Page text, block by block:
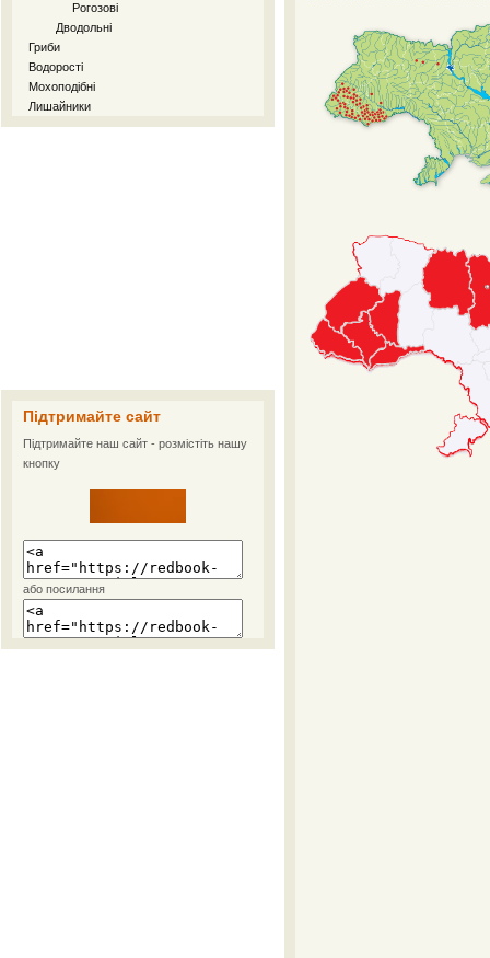
Рогозові
Дводольні
Гриби
Водорості
Мохоподібні
Лишайники
Підтримайте сайт
Підтримайте наш сайт - розмістіть нашу
кнопку
або посилання